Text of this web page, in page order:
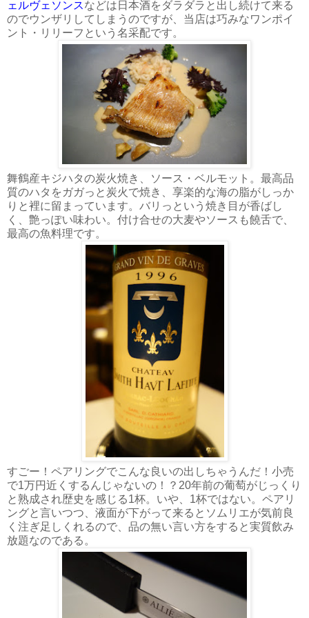
ェルヴェソンスなどは日本酒をダラダラと出し続けて来る
のでウンザリしてしまうのですが、当店は巧みなワンポイ
ント・リリーフという名采配です。
舞鶴産キジハタの炭火焼き、ソース・ベルモット。最高品
質のハタをガガっと炭火で焼き、享楽的な海の脂がしっか
りと裡に留まっています。バリっという焼き目が香ばし
く、艶っぽい味わい。付け合せの大麦やソースも饒舌で、
最高の魚料理です。
すごー！ペアリングでこんな良いの出しちゃうんだ！小売
で1万円近くするんじゃないの！？20年前の葡萄がじっくり
と熟成され歴史を感じる1杯。いや、1杯ではない。ペアリ
ングと言いつつ、液面が下がって来るとソムリエが気前良
く注ぎ足しくれるので、品の無い言い方をすると実質飲み
放題なのである。